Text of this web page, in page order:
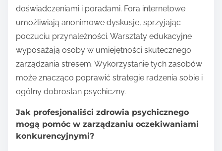
doświadczeniami i poradami. Fora internetowe
umożliwiają anonimowe dyskusje, sprzyjając
poczuciu przynależności. Warsztaty edukacyjne
wyposażają osoby w umiejętności skutecznego
zarządzania stresem. Wykorzystanie tych zasobów
może znacząco poprawić strategie radzenia sobie i
ogólny dobrostan psychiczny.
Jak profesjonaliści zdrowia psychicznego
mogą pomóc w zarządzaniu oczekiwaniami
konkurencyjnymi?